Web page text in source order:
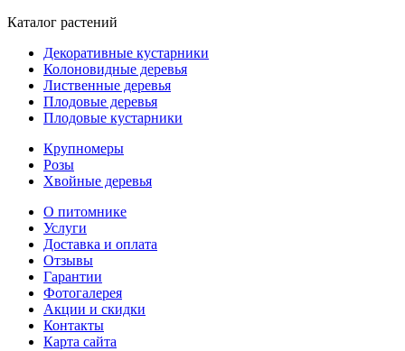
Каталог растений
Декоративные кустарники
Колоновидные деревья
Лиственные деревья
Плодовые деревья
Плодовые кустарники
Крупномеры
Розы
Хвойные деревья
О питомнике
Услуги
Доставка и оплата
Отзывы
Гарантии
Фотогалерея
Акции и скидки
Контакты
Карта сайта